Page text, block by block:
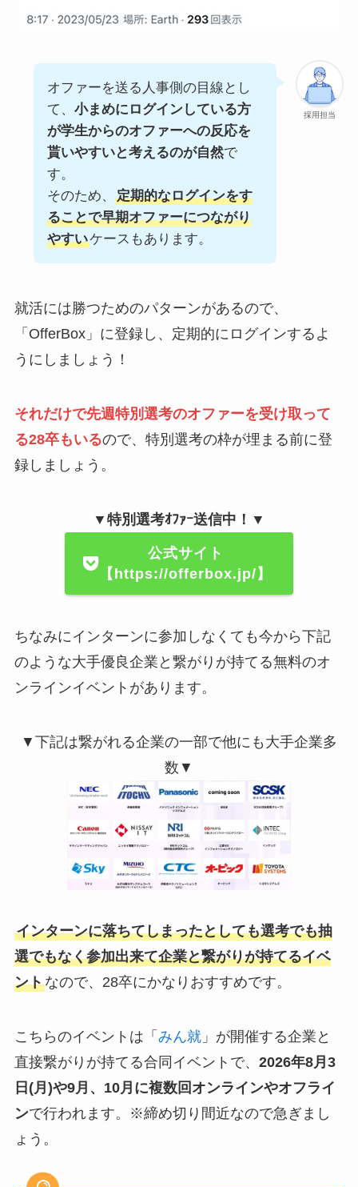
採用担当
オファーを送る人事側の目線とし
て、 小まめにログインしている方
が学生からのオファーへの反応を
貰いやすいと考えるのが自然で
す。
そのため、
定期的なログインをす
ることで早期オファーにつながり
やすいケースもあります。
就活には勝つためのパターンがあるので、
「OfferBox」に登録し、定期的にログインするよ
うにしましょう！
それだけで先週特別選考のオファーを受け取って
る28卒もいるので、特別選考の枠が埋まる前に登
録しましょう。
▼特別選考ｵﾌｧｰ送信中！▼
公式サイト
【https://offerbox.jp/】
ちなみにインターンに参加しなくても今から下記
のような大手優良企業と繋がりが持てる無料のオ
ンラインイベントがあります。
▼下記は繋がれる企業の一部で他にも大手企業多
数▼
インターンに落ちてしまったとしても選考でも抽
選でもなく参加出来て企業と繋がりが持てるイベ
ントなので、28卒にかなりおすすめです。
こちらのイベントは「 みん就」が開催する企業と
直接繋がりが持てる合同イベントで、 2026年8月3
日(月)や9月、10月 に複数回オンラインやオフライ
ンで行われます。※締め切り間近なので急ぎまし
ょう。